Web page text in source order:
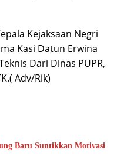
Kejaksaan Negri
Kasi Datun Erwina
Dari Dinas PUPR,
Adv/Rik)
Baru Suntikkan Motivasi